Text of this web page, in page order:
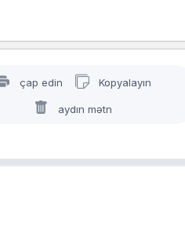
çap edin Kopyalayın
aydın mətn